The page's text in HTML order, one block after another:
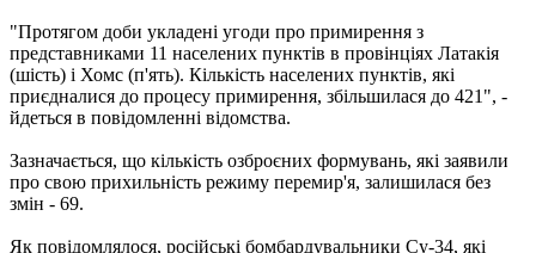
"Протягом доби укладені угоди про примирення з
представниками 11 населених пунктів в провінціях Латакія
(шість) і Хомс (п'ять). Кількість населених пунктів, які
приєдналися до процесу примирення, збільшилася до 421", -
йдеться в повідомленні відомства.
Зазначається, що кількість озброєних формувань, які заявили
про свою прихильність режиму перемир'я, залишилася без
змін - 69.
Як повідомлялося, російські бомбардувальники Су-34, які